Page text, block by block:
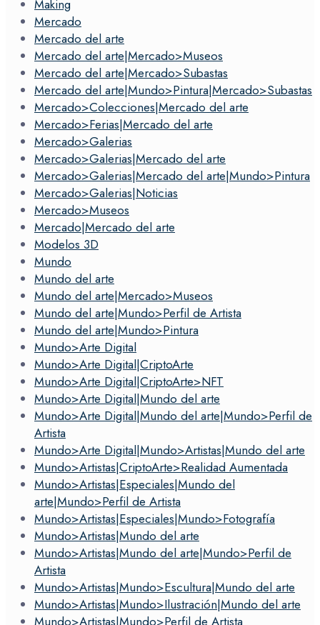
Making
Mercado
Mercado del arte
Mercado del arte|Mercado>Museos
Mercado del arte|Mercado>Subastas
Mercado del arte|Mundo>Pintura|Mercado>Subastas
Mercado>Colecciones|Mercado del arte
Mercado>Ferias|Mercado del arte
Mercado>Galerias
Mercado>Galerias|Mercado del arte
Mercado>Galerias|Mercado del arte|Mundo>Pintura
Mercado>Galerias|Noticias
Mercado>Museos
Mercado|Mercado del arte
Modelos 3D
Mundo
Mundo del arte
Mundo del arte|Mercado>Museos
Mundo del arte|Mundo>Perfil de Artista
Mundo del arte|Mundo>Pintura
Mundo>Arte Digital
Mundo>Arte Digital|CriptoArte
Mundo>Arte Digital|CriptoArte>NFT
Mundo>Arte Digital|Mundo del arte
Mundo>Arte Digital|Mundo del arte|Mundo>Perfil de
Artista
Mundo>Arte Digital|Mundo>Artistas|Mundo del arte
Mundo>Artistas|CriptoArte>Realidad Aumentada
Mundo>Artistas|Especiales|Mundo del
arte|Mundo>Perfil de Artista
Mundo>Artistas|Especiales|Mundo>Fotografía
Mundo>Artistas|Mundo del arte
Mundo>Artistas|Mundo del arte|Mundo>Perfil de
Artista
Mundo>Artistas|Mundo>Escultura|Mundo del arte
Mundo>Artistas|Mundo>Ilustración|Mundo del arte
Mundo>Artistas|Mundo>Perfil de Artista